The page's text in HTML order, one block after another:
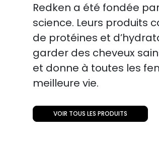
Redken a été fondée
science. Leurs produits
de protéines et
garder des cheveux
et donne à toutes les
meilleure vie.
VOIR TOUS LES PRODUITS